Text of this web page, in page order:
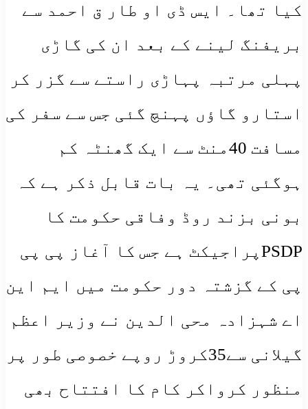
کیا تھا۔ ایس ڈی او طار ق احمد سے
بریفنگ لینے کے بعد ان کی گاڑی
پہلی مرتبہ پہاڑی راستے سے گزر کر
استارو گاؤں پہنچ گئی جس سے سفر کی
مسافت 40منٹ سے ایک گھنٹہ کم
ہوگئی تھی۔ یہ بات قابل ذکر ہے کہ
بونی بزند روڈ وفاقی حکومت کا
PSDPپراجیکٹ ہے جس کا آغاز پی پی
پی کے گزشتہ دور حکومت میں ایم این
اے شہزادہ محی الدین نے وزیر اعظم
گیلانی سے35کروڑ روپے خصوصی طور پر
منظور کرواکر کام کا افتتاح بھی